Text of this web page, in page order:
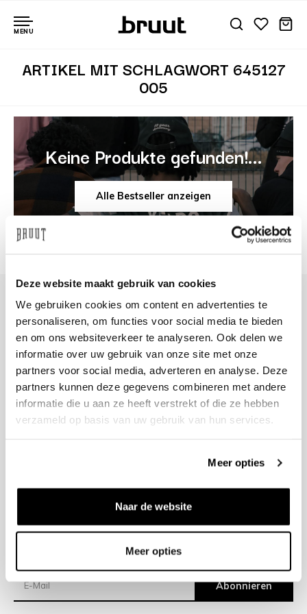
Deze website maakt gebruik van cookies
We gebruiken cookies om content en advertenties te
personaliseren, om functies voor social media te bieden
en om ons websiteverkeer te analyseren. Ook delen we
informatie over uw gebruik van onze site met onze
partners voor social media, adverteren en analyse. Deze
partners kunnen deze gegevens combineren met andere
informatie die u aan ze heeft verstrekt of die ze hebben
verzameld op basis van uw gebruik van hun services.
Meer opties
Naar de website
Meer opties
MENU
ARTIKEL MIT SCHLAGWORT 645127
005
Keine Produkte gefunden!...
Alle Bestseller anzeigen
+31 23 205 2006
info@bruut.nl
Kontakt Formular
Öffnen 11:00 - 21:00
ÖFFNUNGSZEITEN ANZEIGEN
Versand
Abonnieren